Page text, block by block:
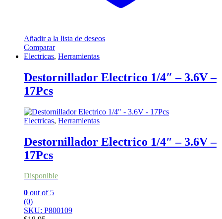
Añadir a la lista de deseos
Comparar
Electricas, Herramientas
Destornillador Electrico 1/4″ – 3.6V –
17Pcs
Electricas, Herramientas
Destornillador Electrico 1/4″ – 3.6V –
17Pcs
Disponible
0 out of 5
(0)
SKU: P800109